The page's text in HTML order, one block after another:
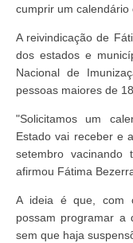
cumprir um
A reivindicação de
dos estados e
Nacional de
pessoas maiores de
"Solicitamos um
Estado vai receber e
setembro
afirmou Fátima
A ideia é que, com
possam programar a
sem que haja